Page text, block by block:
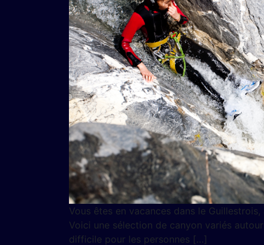
Vous êtes en vacances dans le
Voici une sélection de canyon variés
difficile pour les personnes […]